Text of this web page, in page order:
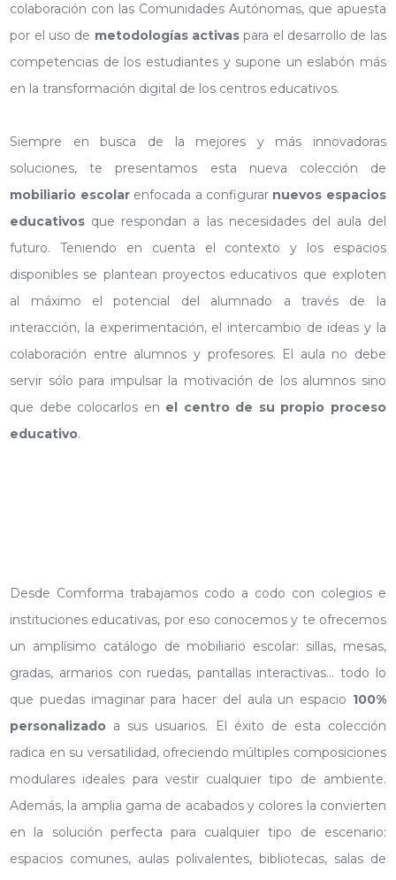
colaboración con las Comunidades Autónomas, que apuesta
por el uso de metodologías activas para el desarrollo de las
competencias de los estudiantes y supone un eslabón más
en la transformación digital de los centros educativos.
Siempre en busca de la mejores y más innovadoras
soluciones, te presentamos esta nueva colección de
mobiliario escolarenfocada a configurar nuevos espacios
educativos que respondan a las necesidades del aula del
futuro. Teniendo en cuenta el contexto y los espacios
disponibles se plantean proyectos educativos que exploten
al máximo el potencial del alumnado a través de la
interacción, la experimentación, el intercambio de ideas y la
colaboración entre alumnos y profesores. El aula no debe
servir sólo para impulsar la motivación de los alumnos sino
que debe colocarlos en el centro de su propio proceso
educativo.
Desde Comforma trabajamos codo a codo con colegios e
instituciones educativas, por eso conocemos y te ofrecemos
un amplísimo catálogo de mobiliario escolar: sillas, mesas,
gradas, armarios con ruedas, pantallas interactivas… todo lo
que puedas imaginar para hacer del aula un espacio 100%
personalizado a sus usuarios. El éxito de esta colección
radica en su versatilidad, ofreciendo múltiples composiciones
modulares ideales para vestir cualquier tipo de ambiente.
Además, la amplia gama de acabados y colores la convierten
en la solución perfecta para cualquier tipo de escenario:
espacios comunes, aulas polivalentes, bibliotecas, salas de